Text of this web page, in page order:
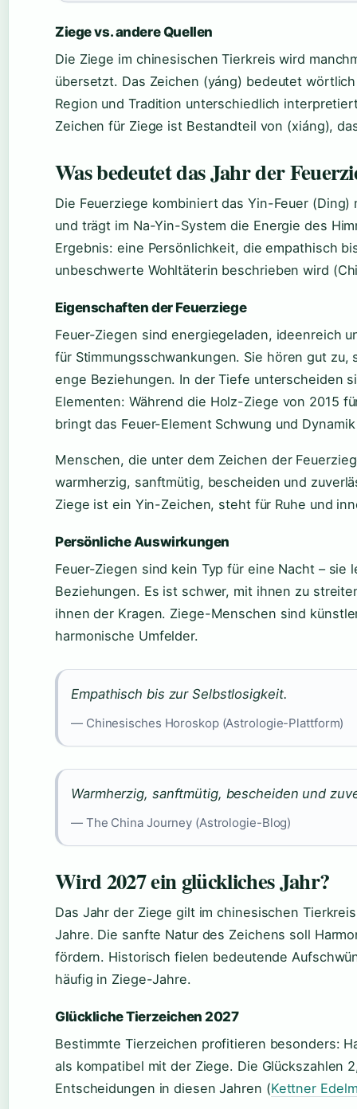
Ziege vs. andere Quellen
Die Ziege im chinesischen Tierkreis wird
übersetzt. Das Zeichen (yáng) bedeutet
Region und Tradition unterschiedlich
Zeichen für Ziege ist Bestandteil von (xiáng),
Was bedeutet das Jahr der
Die Feuerziege kombiniert das Yin-Feuer
und trägt im Na-Yin-System die Energie des
Ergebnis: eine Persönlichkeit, die empathisch
unbeschwerte Wohltäterin beschrieben wird
Eigenschaften der Feuerziege
Feuer-Ziegen sind energiegeladen, ideenreich
für Stimmungsschwankungen. Sie hören gut
enge Beziehungen. In der Tiefe unterscheiden
Elementen: Während die Holz-Ziege von 2015
bringt das Feuer-Element Schwung und
Menschen, die unter dem Zeichen der
warmherzig, sanftmütig, bescheiden und
Ziege ist ein Yin-Zeichen, steht für Ruhe und
Persönliche Auswirkungen
Feuer-Ziegen sind kein Typ für eine Nacht – sie
Beziehungen. Es ist schwer, mit ihnen zu
ihnen der Kragen. Ziege-Menschen sind
harmonische Umfelder.
Empathisch bis zur Selbstlosigkeit.
— Chinesisches Horoskop (Astrologie-Plattform)
Warmherzig, sanftmütig, bescheiden und
— The China Journey (Astrologie-Blog)
Wird 2027 ein glückliches Jahr?
Das Jahr der Ziege gilt im chinesischen
Jahre. Die sanfte Natur des Zeichens soll
fördern. Historisch fielen bedeutende
häufig in Ziege-Jahre.
Glückliche Tierzeichen 2027
Bestimmte Tierzeichen profitieren besonders:
als kompatibel mit der Ziege. Die Glückszahlen
Entscheidungen in diesen Jahren (Kettner